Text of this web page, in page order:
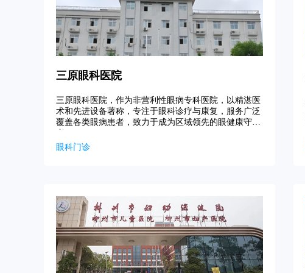
三原眼科医院
三原眼科医院，作为非营利性眼病专科医院，以精湛医
术和先进设备著称，专注于眼科诊疗与康复，服务广泛
覆盖各类眼病患者，致力于成为区域领先的眼健康守护
眼科门诊